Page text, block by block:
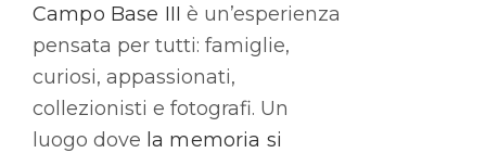
Campo Base III è un’esperienza
pensata per tutti: famiglie,
curiosi, appassionati,
collezionisti e fotografi. Un
luogo dove la memoria si